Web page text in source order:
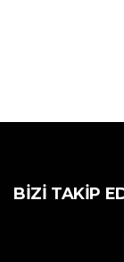
BIZI TAKIP